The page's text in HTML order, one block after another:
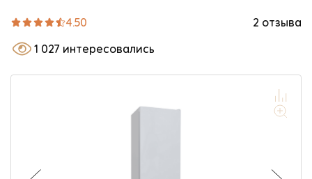
Варочные панели
Духовые шкафы
Малая бытовая техника
4.50
2 отзыва
1 027 интересовались